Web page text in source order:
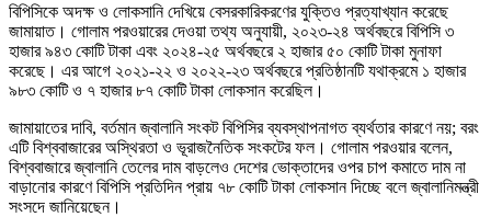
বিপিসিকে অদক্ষ ও লোকসানি দেখিয়ে বেসরকারিকরণের যুক্তিও প্রত্যাখ্যান করেছে
জামায়াত। গোলাম পরওয়ারের দেওয়া তথ্য অনুযায়ী, ২০২৩-২৪ অর্থবছরে বিপিসি ৩
হাজার ৯৪৩ কোটি টাকা এবং ২০২৪-২৫ অর্থবছরে ২ হাজার ৫০ কোটি টাকা মুনাফা
করেছে। এর আগে ২০২১-২২ ও ২০২২-২৩ অর্থবছরে প্রতিষ্ঠানটি যথাক্রমে ১ হাজার
৯৮৩ কোটি ও ৭ হাজার ৮৭ কোটি টাকা লোকসান করেছিল।
জামায়াতের দাবি, বর্তমান জ্বালানি সংকট বিপিসির ব্যবস্থাপনাগত ব্যর্থতার কারণে নয়; বরং
এটি বিশ্ববাজারের অস্থিরতা ও ভূরাজনৈতিক সংকটের ফল। গোলাম পরওয়ার বলেন,
বিশ্ববাজারে জ্বালানি তেলের দাম বাড়লেও দেশের ভোক্তাদের ওপর চাপ কমাতে দাম না
বাড়ানোর কারণে বিপিসি প্রতিদিন প্রায় ৭৮ কোটি টাকা লোকসান দিচ্ছে বলে জ্বালানিমন্ত্রী
সংসদে জানিয়েছেন।